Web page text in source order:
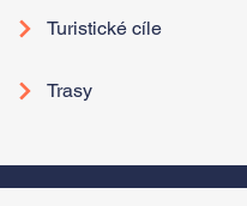
Turistické cíle
Trasy